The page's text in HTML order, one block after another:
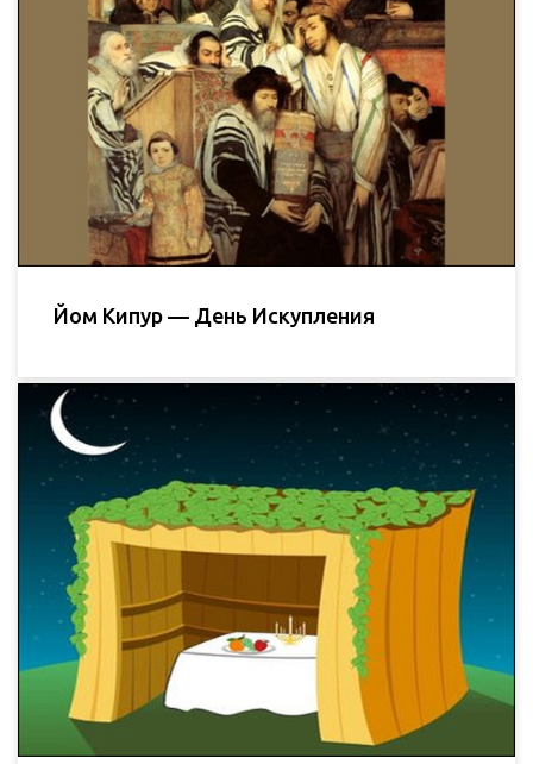
Йом Кипур — День Искупления